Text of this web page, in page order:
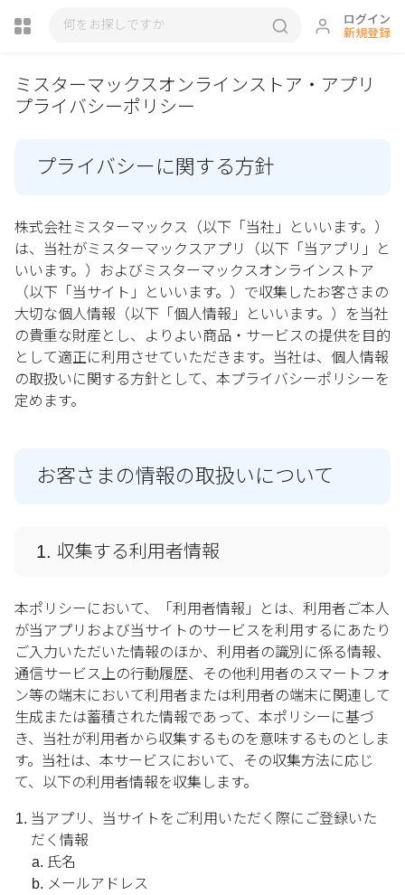
ログイン
新規登録
ミスターマックスオンラインストア・アプリ
プライバシーポリシー
プライバシーに関する方針
株式会社ミスターマックス（以下「当社」といいます。）
は、当社がミスターマックスアプリ（以下「当アプリ」と
いいます。）およびミスターマックスオンラインストア
（以下「当サイト」といいます。）で収集したお客さまの
大切な個人情報（以下「個人情報」といいます。）を当社
の貴重な財産とし、よりよい商品・サービスの提供を目的
として適正に利用させていただきます。当社は、個人情報
の取扱いに関する方針として、本プライバシーポリシーを
定めます。
お客さまの情報の取扱いについて
1. 収集する利用者情報
本ポリシーにおいて、「利用者情報」とは、利用者ご本人
が当アプリおよび当サイトのサービスを利用するにあたり
ご入力いただいた情報のほか、利用者の識別に係る情報、
通信サービス上の行動履歴、その他利用者のスマートフォ
ン等の端末において利用者または利用者の端末に関連して
生成または蓄積された情報であって、本ポリシーに基づ
き、当社が利用者から収集するものを意味するものとしま
す。当社は、本サービスにおいて、その収集方法に応じ
て、以下の利用者情報を収集します。
当アプリ、当サイトをご利用いただく際にご登録いた
だく情報
氏名
メールアドレス